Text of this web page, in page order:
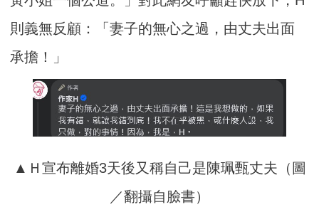
則義無反顧：「妻子的無心之過，由丈夫出面
承擔！」​
▲Ｈ宣布離婚3天後又稱自己是陳珮甄丈夫（圖
／翻攝自臉書）